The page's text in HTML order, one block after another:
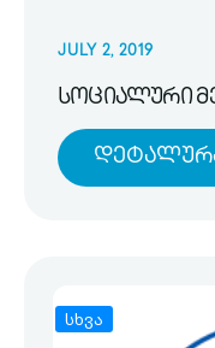
JULY 2, 2019
სოციალური
სხვა